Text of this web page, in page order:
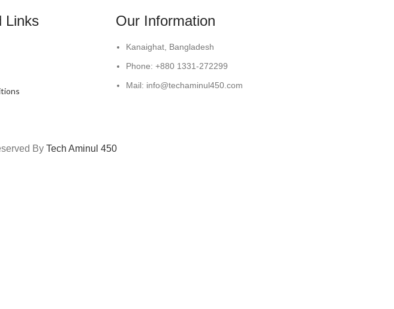
Links Our Information
Kanaighat, Bangladesh
Phone: +880 1331-272299
Mail: info@techaminul450.com
By Tech Aminul 450